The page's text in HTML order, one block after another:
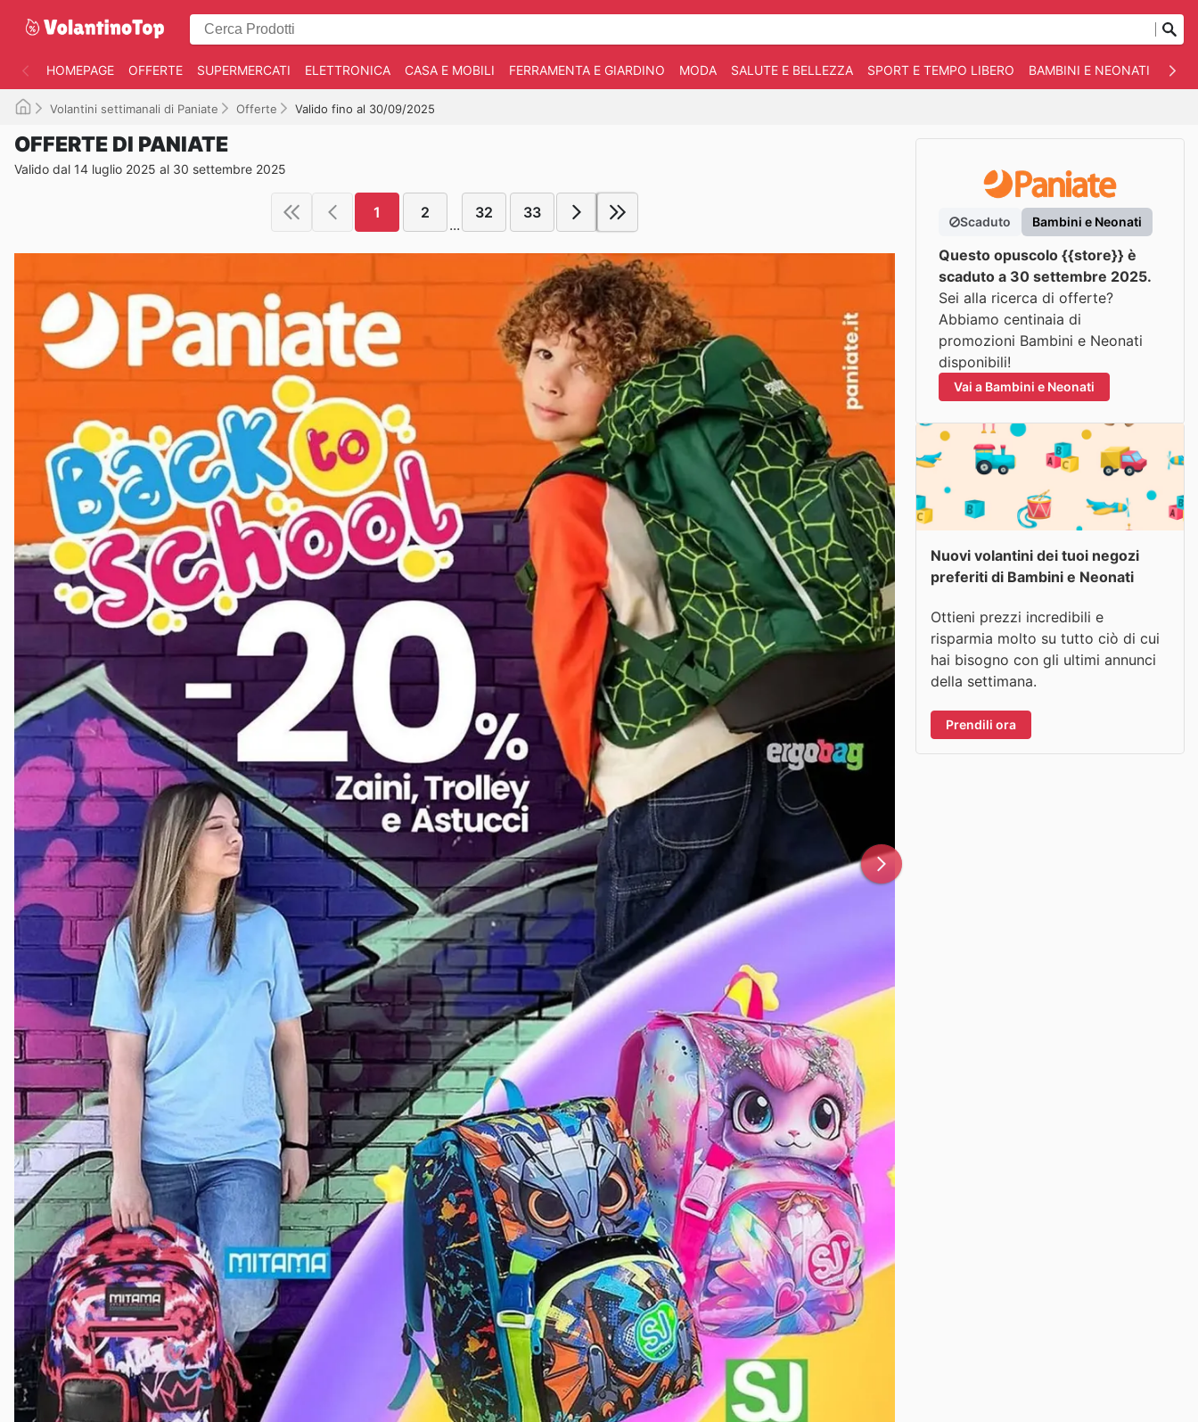
HOMEPAGE OFFERTE SUPERMERCATI ELETTRONICA CASA E MOBILI FERRAMENTA E GIARDINO MODA SALUTE E BELLEZZA SPORT E TEMPO LIBERO BAMBINI E NEONATI
Volantini settimanali di Paniate Offerte Valido fino al 30/09/2025
OFFERTE DI PANIATE
Valido dal 14 luglio 2025 al 30 settembre 2025
1 2
...
32 33
Scaduto Bambini e Neonati
Questo opuscolo {{store}} è
scaduto a 30 settembre 2025.
Sei alla ricerca di offerte?
Abbiamo centinaia di
promozioni Bambini e Neonati
disponibili!
Vai a Bambini e Neonati
Nuovi volantini dei tuoi negozi
preferiti di Bambini e Neonati
Ottieni prezzi incredibili e
risparmia molto su tutto ciò di cui
hai bisogno con gli ultimi annunci
della settimana.
Prendili ora